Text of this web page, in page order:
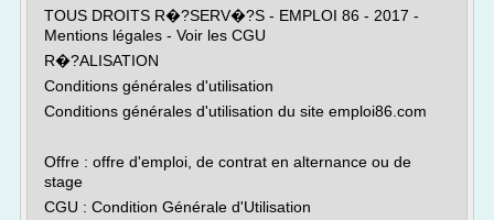
TOUS DROITS R�?SERV�?S - EMPLOI 86 - 2017 -
Mentions légales - Voir les CGU
R�?ALISATION
Conditions générales d'utilisation
Conditions générales d'utilisation du site emploi86.com
Offre : offre d'emploi, de contrat en alternance ou de
stage
CGU : Condition Générale d'Utilisation